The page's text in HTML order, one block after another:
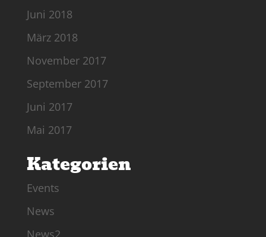
Juni 2018
März 2018
November 2017
September 2017
Juni 2017
Mai 2017
Kategorien
Events
News
News2